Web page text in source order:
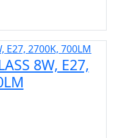
8W, E27,